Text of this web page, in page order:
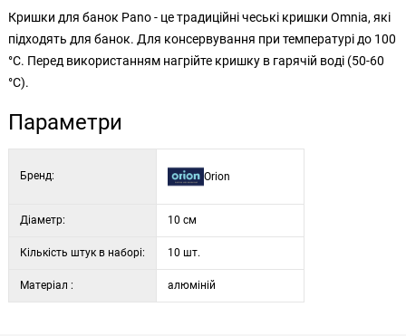
Кришки для банок Pano - це традиційні чеські кришки Omnia, які
підходять для банок. Для консервування при температурі до 100
°C. Перед використанням нагрійте кришку в гарячій воді (50-60
°C).
Параметри
Бренд: Orion
Діаметр: 10 см
Кількість штук в наборі: 10 шт.
Матеріал : алюміній